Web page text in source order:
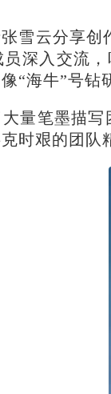
张雪云分享
深入交流
“海牛”号钻
量笔墨描
时艰的团队